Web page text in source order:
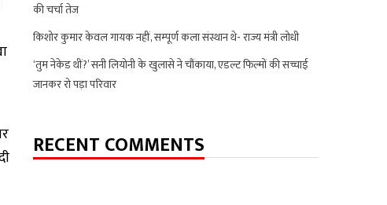
की चर्चा तेज
किशोर कुमार केवल गायक नहीं, सम्पूर्ण कला संस्थान थे- राज्य मंत्री लोधी
‘तुम नेकेड थीं?’ सनी लियोनी के खुलासे ने चौंकाया, एडल्ट फिल्मों की सच्चाई
जानकर रो पड़ा परिवार
RECENT COMMENTS